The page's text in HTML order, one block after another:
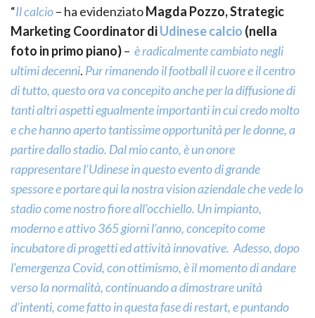
“Il calcio– ha evidenziatoMagda Pozzo, Strategic
Marketing Coordinator diUdinese calcio (nella
foto in primo piano)– è radicalmente cambiato negli
ultimi decenni. Pur rimanendo il football il cuore e il centro
di tutto, questo ora va concepito anche per la diffusione di
tanti altri aspetti egualmente importanti in cui credo molto
e che hanno aperto tantissime opportunità per le donne, a
partire dallo stadio. Dal mio canto, è un onore
rappresentare l’Udinese in questo evento di grande
spessore e portare qui la nostra vision aziendale che vede lo
stadio come nostro fiore all’occhiello. Un impianto,
moderno e attivo 365 giorni l’anno, concepito come
incubatore di progetti ed attività innovative. Adesso, dopo
l’emergenza Covid, con ottimismo, è il momento di andare
verso la normalità, continuando a dimostrare unità
d’intenti, come fatto in questa fase di restart, e puntando